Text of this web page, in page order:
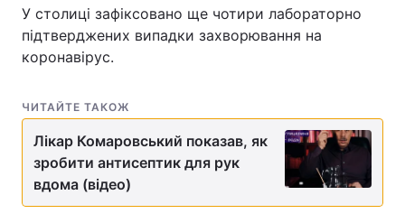
У столиці зафіксовано ще чотири лабораторно
підтверджених випадки захворювання на
коронавірус.
ЧИТАЙТЕ ТАКОЖ
Лікар Комаровський показав, як
зробити антисептик для рук
вдома (відео)